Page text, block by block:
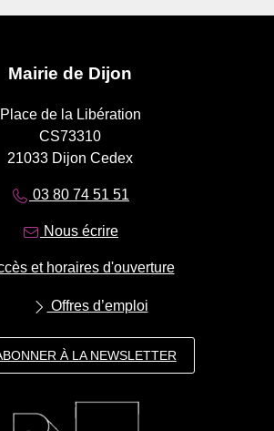
Mairie de Dijon
Place de la Libération
CS73310
21033 Dijon Cedex
03 80 74 51 51
Nous écrire
et horaires d'ouverture
Offres d’emploi
À LA NEWSLETTER